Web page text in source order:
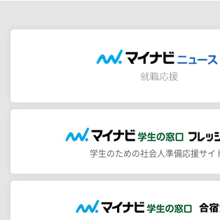
学生のための社会人準備応援サイ